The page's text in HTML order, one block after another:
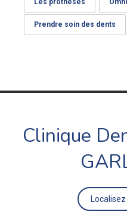
Prendre soin des dents
Clinique